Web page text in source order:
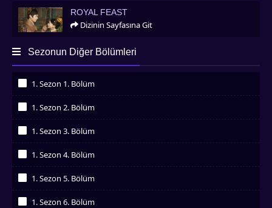
Royal Feast
ROYAL FEAST
Dizinin Sayfasına Git
Sezonun Diğer Bölümleri
1. Sezon 1. Bölüm
1. Sezon 2. Bölüm
1. Sezon 3. Bölüm
1. Sezon 4. Bölüm
1. Sezon 5. Bölüm
1. Sezon 6. Bölüm